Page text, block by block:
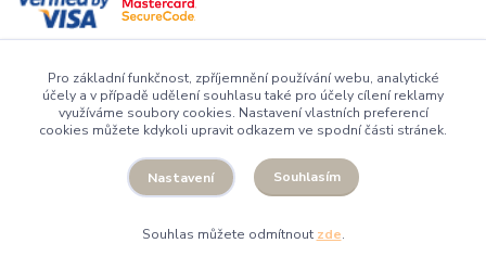
Instagram
Vytvořeno na Eshop-rychle.cz
Pro základní funkčnost, zpříjemnění používání webu, analytické
účely a v případě udělení souhlasu také pro účely cílení reklamy
využíváme soubory cookies. Nastavení vlastních preferencí
cookies můžete kdykoli upravit odkazem ve spodní části stránek.
Nastavení Souhlasím
Souhlas můžete odmítnout zde.